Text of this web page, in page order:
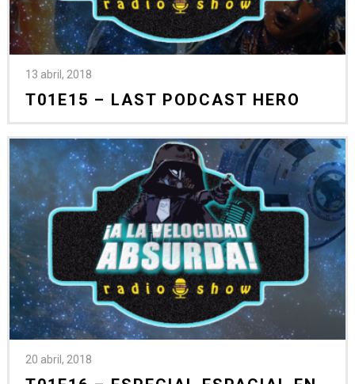
13 abril, 2018
T01E15 – LAST PODCAST HERO
20 abril, 2018